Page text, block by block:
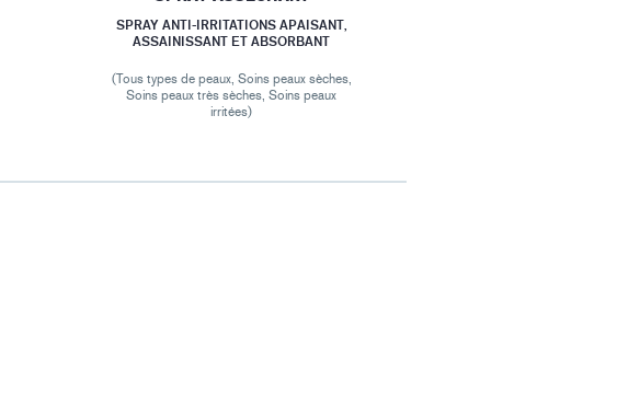
SPRAY ANTI-IRRITATIONS APAISANT,
ASSAINISSANT ET ABSORBANT
(Tous types de peaux, Soins peaux sèches,
Soins peaux très sèches, Soins peaux
irritées)